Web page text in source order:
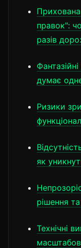
Прихована
правок":
разів
думає
Ризики
функціонал
як
рішення
Технічні